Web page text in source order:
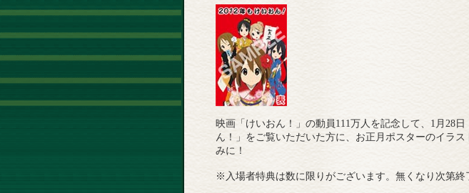
映画「けいおん！」の動員111万人を記念して、1月28
ん！」をご覧いただいた方に、お正月ポスターのイラ
みに！
※入場者特典は数に限りがございます。無くなり次第終